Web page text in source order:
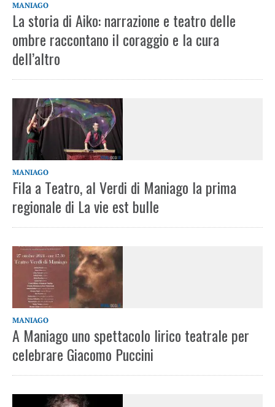
MANIAGO
La storia di Aiko: narrazione e teatro delle
ombre raccontano il coraggio e la cura
dell’altro
MANIAGO
Fila a Teatro, al Verdi di Maniago la prima
regionale di La vie est bulle
MANIAGO
A Maniago uno spettacolo lirico teatrale per
celebrare Giacomo Puccini